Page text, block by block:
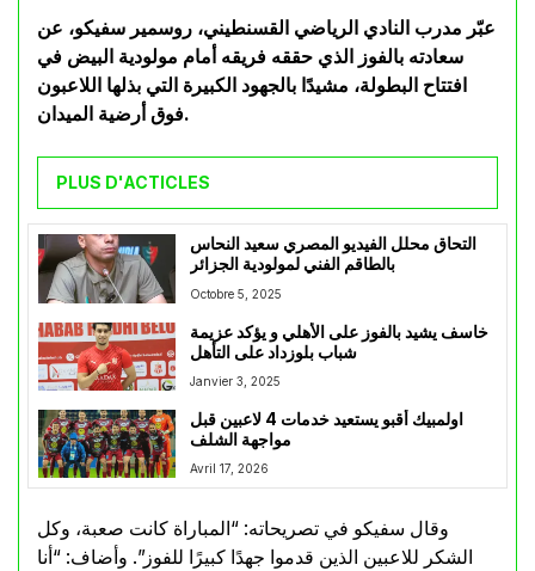
عبّر مدرب النادي الرياضي القسنطيني، روسمير سفيكو، عن
سعادته بالفوز الذي حققه فريقه أمام مولودية البيض في
افتتاح البطولة، مشيدًا بالجهود الكبيرة التي بذلها اللاعبون
فوق أرضية الميدان.
PLUS D'ACTICLES
التحاق محلل الفيديو المصري سعيد النحاس
بالطاقم الفني لمولودية الجزائر
Octobre 5, 2025
خاسف يشيد بالفوز على الأهلي و يؤكد عزيمة
شباب بلوزداد على التأهل
Janvier 3, 2025
اولمبيك أقبو يستعيد خدمات 4 لاعبين قبل
مواجهة الشلف
Avril 17, 2026
وقال سفيكو في تصريحاته: “المباراة كانت صعبة، وكل
الشكر للاعبين الذين قدموا جهدًا كبيرًا للفوز”. وأضاف: “أنا